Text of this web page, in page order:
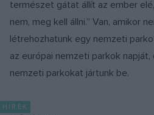
természet gátat állít az ember
nem, meg kell állni.” Van, amikor
létrehozhatunk egy nemzeti
az európai nemzeti parkok
nemzeti parkokat jártunk be.
HÍREK